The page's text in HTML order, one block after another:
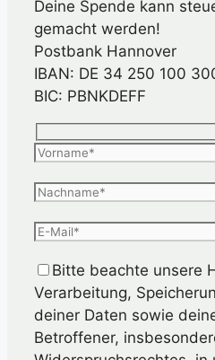
Deine Spende kann
gemacht werden!
Postbank Hannover
IBAN: DE 34 250 100
BIC: PBNKDEFF
Bitte beachte unsere
Verarbeitung,
deiner Daten sowie
Betroffener,